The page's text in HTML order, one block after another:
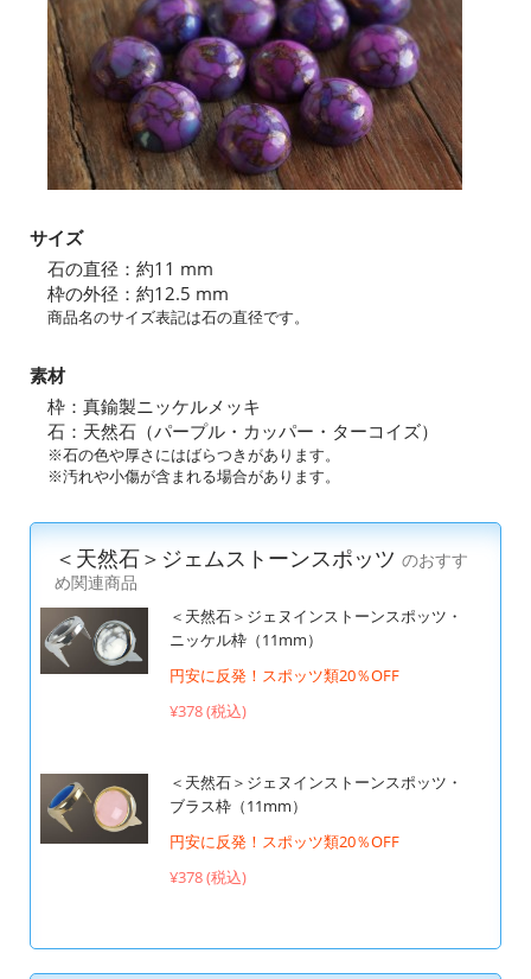
サイズ
石の直径：約11 mm
枠の外径：約12.5 mm
商品名のサイズ表記は石の直径です。
素材
枠：真鍮製ニッケルメッキ
石：天然石（パープル・カッパー・ターコイズ）
※石の色や厚さにはばらつきがあります。
※汚れや小傷が含まれる場合があります。
＜天然石＞ジェムストーンスポッツ のおすす
め関連商品
＜天然石＞ジェヌインストーンスポッツ・
ニッケル枠（11mm）
円安に反発！スポッツ類20％OFF
¥378 (税込)
＜天然石＞ジェヌインストーンスポッツ・
ブラス枠（11mm）
円安に反発！スポッツ類20％OFF
¥378 (税込)